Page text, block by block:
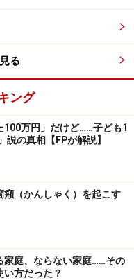
足」が言うことを聞か
ります。
るなかれ
、多少、親が脱線した
くので、親は自分の接
一方、もともと言う
正しい接し方をしな
なので、親は振り返り
を聞かないタイプの
っとずっと多くなる
る
ング
100万円」だけど……子ども1
説の真相【FPが解説】
癪（かんしゃく）を起こす
家庭、ならない家庭……その
方だった？